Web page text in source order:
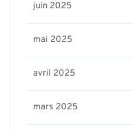
juin 2025
mai 2025
avril 2025
mars 2025